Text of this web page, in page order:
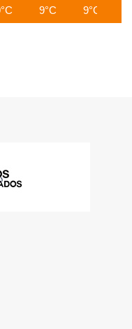
9°C 9°C